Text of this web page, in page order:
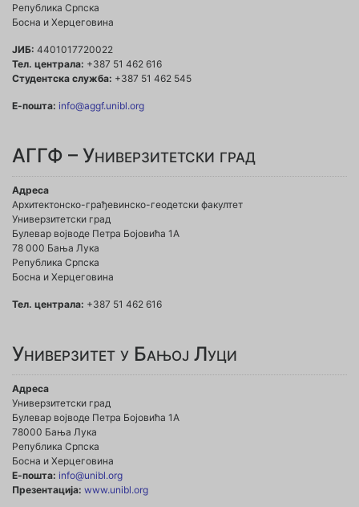
Република Српска
Босна и Херцеговина
ЈИБ: 4401017720022
Тел. централа: +387 51 462 616
Студентска служба: +387 51 462 545
Е-пошта: info@aggf.unibl.org
АГГФ – Универзитетски град
Адреса
Архитектонско-грађевинско-геодетски факултет
Универзитетски град
Булевар војводе Петра Бојовића 1A
78 000 Бања Лука
Република Српска
Босна и Херцеговина
Тел. централа: +387 51 462 616
Универзитет у Бањој Луци
Адреса
Универзитетски град
Булевар војводе Петра Бојовића 1А
78000 Бања Лука
Република Српска
Босна и Херцеговина
Е-пошта: info@unibl.org
Презентација: www.unibl.org